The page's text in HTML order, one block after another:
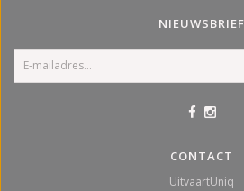
NIEUWSBRIEF
CONTACT
UitvaartUniq